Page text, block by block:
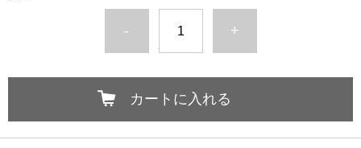
- +
カートに入れる